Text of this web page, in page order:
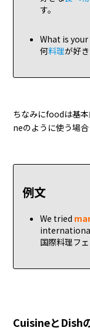
す。
What is
何料理が好
ちなみにfoodは基
neのように使う場
例文
We tried
国際料理フ
CuisineとDish